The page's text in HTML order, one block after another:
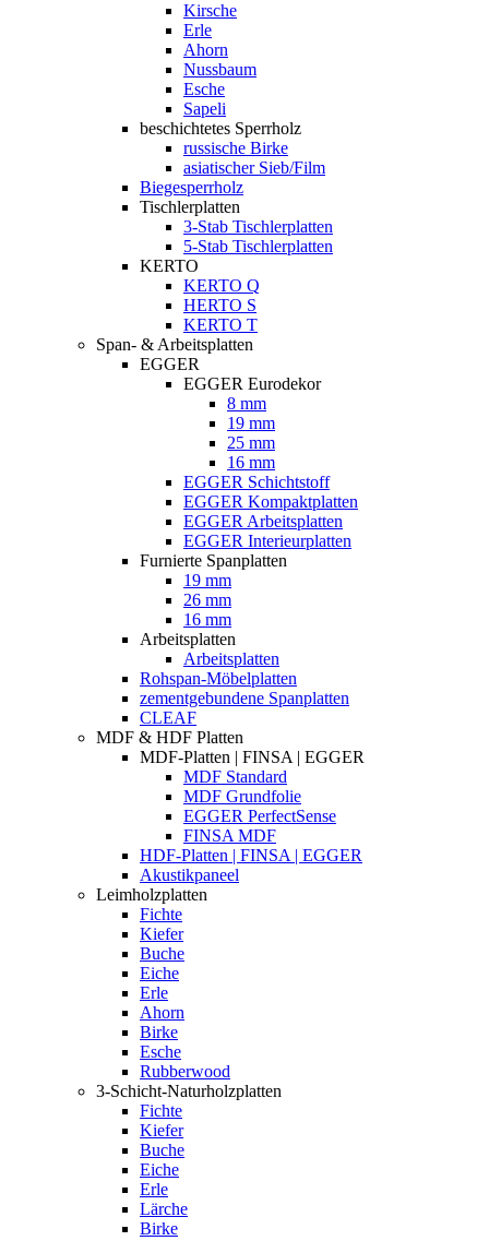
Kirsche
Erle
Ahorn
Nussbaum
Esche
Sapeli
beschichtetes Sperrholz
russische Birke
asiatischer Sieb/Film
Biegesperrholz
Tischlerplatten
3-Stab Tischlerplatten
5-Stab Tischlerplatten
KERTO
KERTO Q
HERTO S
KERTO T
Span- & Arbeitsplatten
EGGER
EGGER Eurodekor
8 mm
19 mm
25 mm
16 mm
EGGER Schichtstoff
EGGER Kompaktplatten
EGGER Arbeitsplatten
EGGER Interieurplatten
Furnierte Spanplatten
19 mm
26 mm
16 mm
Arbeitsplatten
Arbeitsplatten
Rohspan-Möbelplatten
zementgebundene Spanplatten
CLEAF
MDF & HDF Platten
MDF-Platten | FINSA | EGGER
MDF Standard
MDF Grundfolie
EGGER PerfectSense
FINSA MDF
HDF-Platten | FINSA | EGGER
Akustikpaneel
Leimholzplatten
Fichte
Kiefer
Buche
Eiche
Erle
Ahorn
Birke
Esche
Rubberwood
3-Schicht-Naturholzplatten
Fichte
Kiefer
Buche
Eiche
Erle
Lärche
Birke